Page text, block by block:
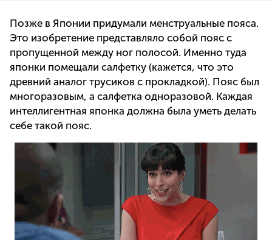
Позже в Японии придумали менструальные пояса.
Это изобретение представляло собой пояс с
пропущенной между ног полосой. Именно туда
японки помещали салфетку (кажется, что это
древний аналог трусиков с прокладкой). Пояс был
многоразовым, а салфетка одноразовой. Каждая
интеллигентная японка должна была уметь делать
себе такой пояс.